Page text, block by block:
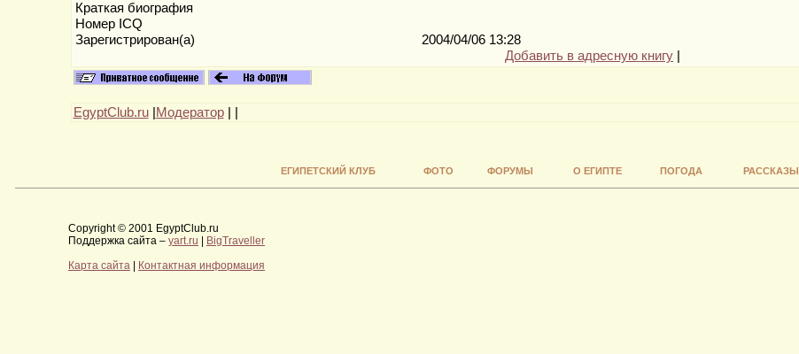
Краткая биография
Номер ICQ
Зарегистрирован(а)
2004/04/06 13:28
Добавить в адресную книгу
EgyptClub.ru| Модератор|
ЕГИПЕТСКИЙ КЛУБ ФОТО ФОРУМЫ О ЕГИПТЕ ПОГОДА РАССКАЗЫ
Copyright © 2001 EgyptClub.ru
Поддержка сайта – yart.ru | BigTraveller
Карта сайта | Контактная информация